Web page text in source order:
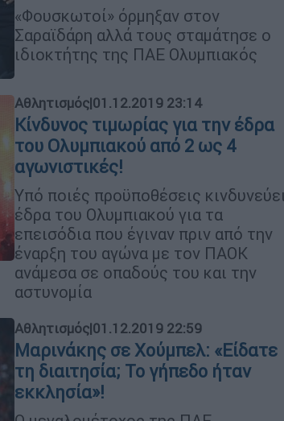
«Φουσκωτοί» όρμηξαν στον
Σαραϊδάρη αλλά τους σταμάτησε ο
ιδιοκτήτης της ΠΑΕ Ολυμπιακός
Αθλητισμός|01.12.2019 23:14
Κίνδυνος τιμωρίας για την έδρα
του Ολυμπιακού από 2 ως 4
αγωνιστικές!
Υπό ποιές προϋποθέσεις
έδρα του Ολυμπιακού για τα
επεισόδια που έγιναν πριν από την
έναρξη του αγώνα με τον ΠΑΟΚ
ανάμεσα σε οπαδούς του και την
αστυνομία
Αθλητισμός|01.12.2019 22:59
Μαρινάκης σε Χούμπελ: «Είδατε
τη διαιτησία; Το γήπεδο ήταν
εκκλησία»!